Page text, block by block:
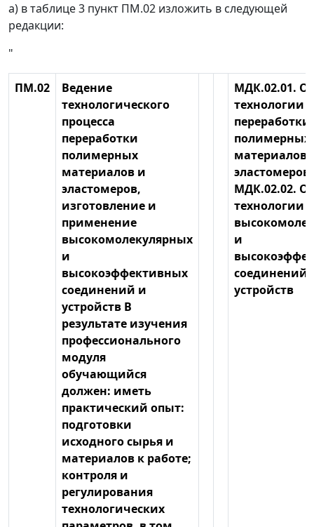
а) в таблице 3 пункт ПМ.02 изложить в следующей
редакции:
"
ПМ.02
Ведение
технологического
процесса
переработки
полимерных
материалов и
эластомеров,
изготовление и
применение
высокомолекулярных
и
высокоэффективных
соединений и
устройств В
результате изучения
профессионального
модуля
обучающийся
должен: иметь
практический опыт:
подготовки
исходного сырья и
материалов к работе;
контроля и
регулирования
технологических
МДК.02.01.
технологии
переработки
полимерных
материалов
эластомеров
МДК.02.02.
технологии
и
соединений
устройств